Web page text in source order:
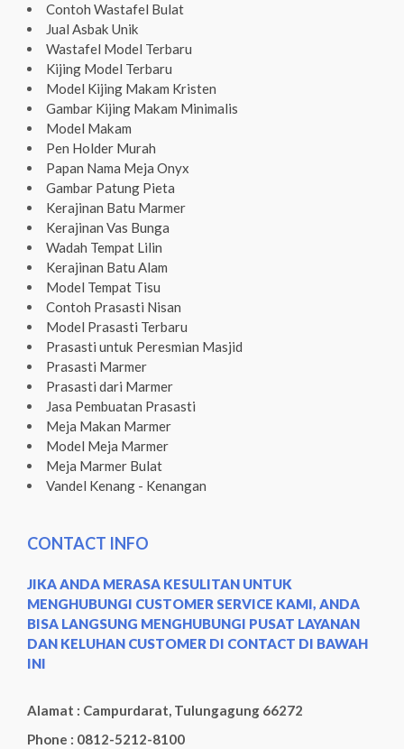
Contoh Wastafel Bulat
Jual Asbak Unik
Wastafel Model Terbaru
Kijing Model Terbaru
Model Kijing Makam Kristen
Gambar Kijing Makam Minimalis
Model Makam
Pen Holder Murah
Papan Nama Meja Onyx
Gambar Patung Pieta
Kerajinan Batu Marmer
Kerajinan Vas Bunga
Wadah Tempat Lilin
Kerajinan Batu Alam
Model Tempat Tisu
Contoh Prasasti Nisan
Model Prasasti Terbaru
Prasasti untuk Peresmian Masjid
Prasasti Marmer
Prasasti dari Marmer
Jasa Pembuatan Prasasti
Meja Makan Marmer
Model Meja Marmer
Meja Marmer Bulat
Vandel Kenang - Kenangan
CONTACT INFO
JIKA ANDA MERASA KESULITAN UNTUK
MENGHUBUNGI CUSTOMER SERVICE KAMI, ANDA
BISA LANGSUNG MENGHUBUNGI PUSAT LAYANAN
DAN KELUHAN CUSTOMER DI CONTACT DI BAWAH
INI
Alamat : Campurdarat, Tulungagung 66272
Phone : 0812-5212-8100